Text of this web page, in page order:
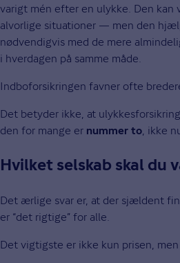
varigt mén efter en ulykke. Den
alvorlige situationer — men den
nødvendigvis med de mere
i hverdagen på samme måde.
Indboforsikringen favner ofte
Det betyder ikke, at
den for mange er nummer to, ikke
Hvilket selskab skal du
Det ærlige svar er, at der sjældent
er “det rigtige” for alle.
Det vigtigste er ikke kun prisen, men